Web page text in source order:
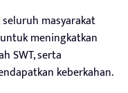
masyarakat
meningkatkan
SWT, serta
keberkahan.